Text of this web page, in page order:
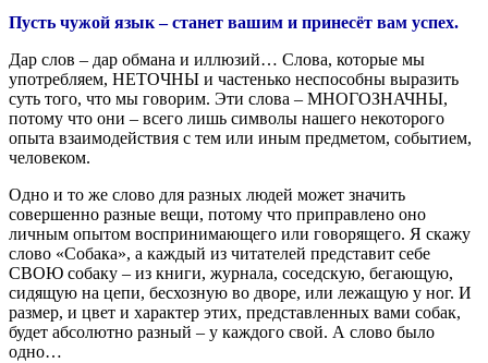
Пусть чужой язык – станет вашим и принесёт вам успех.
Дар слов – дар обмана и иллюзий… Слова, которые мы
употребляем, НЕТОЧНЫ и частенько неспособны выразить
суть того, что мы говорим. Эти слова – МНОГОЗНАЧНЫ,
потому что они – всего лишь символы нашего некоторого
опыта взаимодействия с тем или иным предметом, событием,
человеком.
Одно и то же слово для разных людей может значить
совершенно разные вещи, потому что приправлено оно
личным опытом воспринимающего или говорящего. Я скажу
слово «Собака», а каждый из читателей представит себе
СВОЮ собаку – из книги, журнала, соседскую, бегающую,
сидящую на цепи, бесхозную во дворе, или лежащую у ног. И
размер, и цвет и характер этих, представленных вами собак,
будет абсолютно разный – у каждого свой. А слово было
одно…